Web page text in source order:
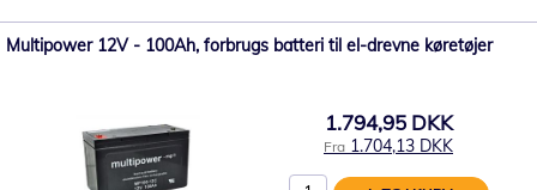
Multipower 12V - 100Ah, forbrugs batteri til el-drevne køretøjer
1.794,95 DKK
Fra 1.704,13 DKK